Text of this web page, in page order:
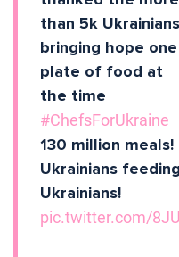
than 5k Ukrainians
bringing hope one
plate of food at
the time
#ChefsForUkraine
130 million meals!
Ukrainians feeding
Ukrainians!
pic.twitter.com/